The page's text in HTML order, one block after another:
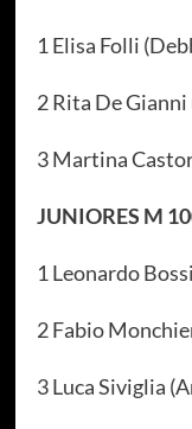
1 Elisa Folli
2 Rita De Gianni
3 Martina
JUNIORES M
1 Leonardo
2 Fabio
3 Luca Siviglia